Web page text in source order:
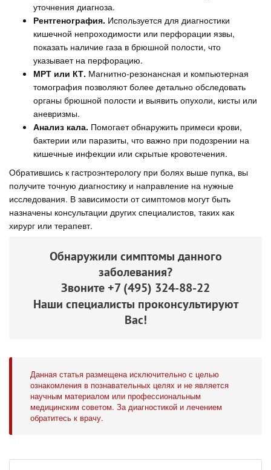
уточнения диагноза.
Рентгенография. Используется для диагностики
кишечной непроходимости или перфорации язвы,
показать наличие газа в брюшной полости, что
указывает на перфорацию.
МРТ или КТ. Магнитно-резонансная и компьютерная
томография позволяют более детально обследовать
органы брюшной полости и выявить опухоли, кисты или
аневризмы.
Анализ кала. Помогает обнаружить примеси крови,
бактерии или паразиты, что важно при подозрении на
кишечные инфекции или скрытые кровотечения.
Обратившись к гастроэнтерологу при болях выше пупка, вы
получите точную диагностику и направление на нужные
исследования. В зависимости от симптомов могут быть
назначены консультации других специалистов, таких как
хирург или терапевт.
Обнаружили симптомы данного
заболевания?
Звоните+7 (495) 324-88-22
Наши специалисты проконсультируют
Вас!
Данная статья размещена исключительно с целью
ознакомления в познавательных целях и не является
научным материалом или профессиональным
медицинским советом. За диагностикой и лечением
обратитесь к врачу.